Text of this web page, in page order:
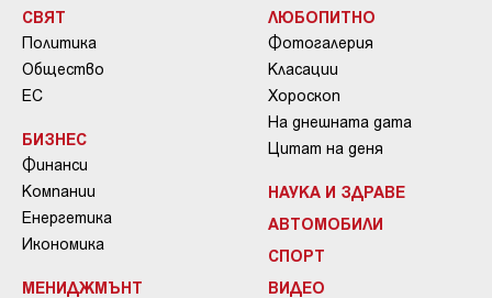
СВЯТ
Политика
Общество
ЕС
БИЗНЕС
Финанси
Компании
Енергетика
Икономика
МЕНИДЖМЪНТ
ЛЮБОПИТНО
Фотогалерия
Класации
Хороскоп
На днешната дата
Цитат на деня
НАУКА И ЗДРАВЕ
АВТОМОБИЛИ
СПОРТ
ВИДЕО